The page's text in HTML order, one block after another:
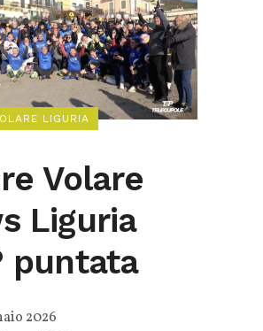
LIGURIA
Volare
Liguria
puntata
2026